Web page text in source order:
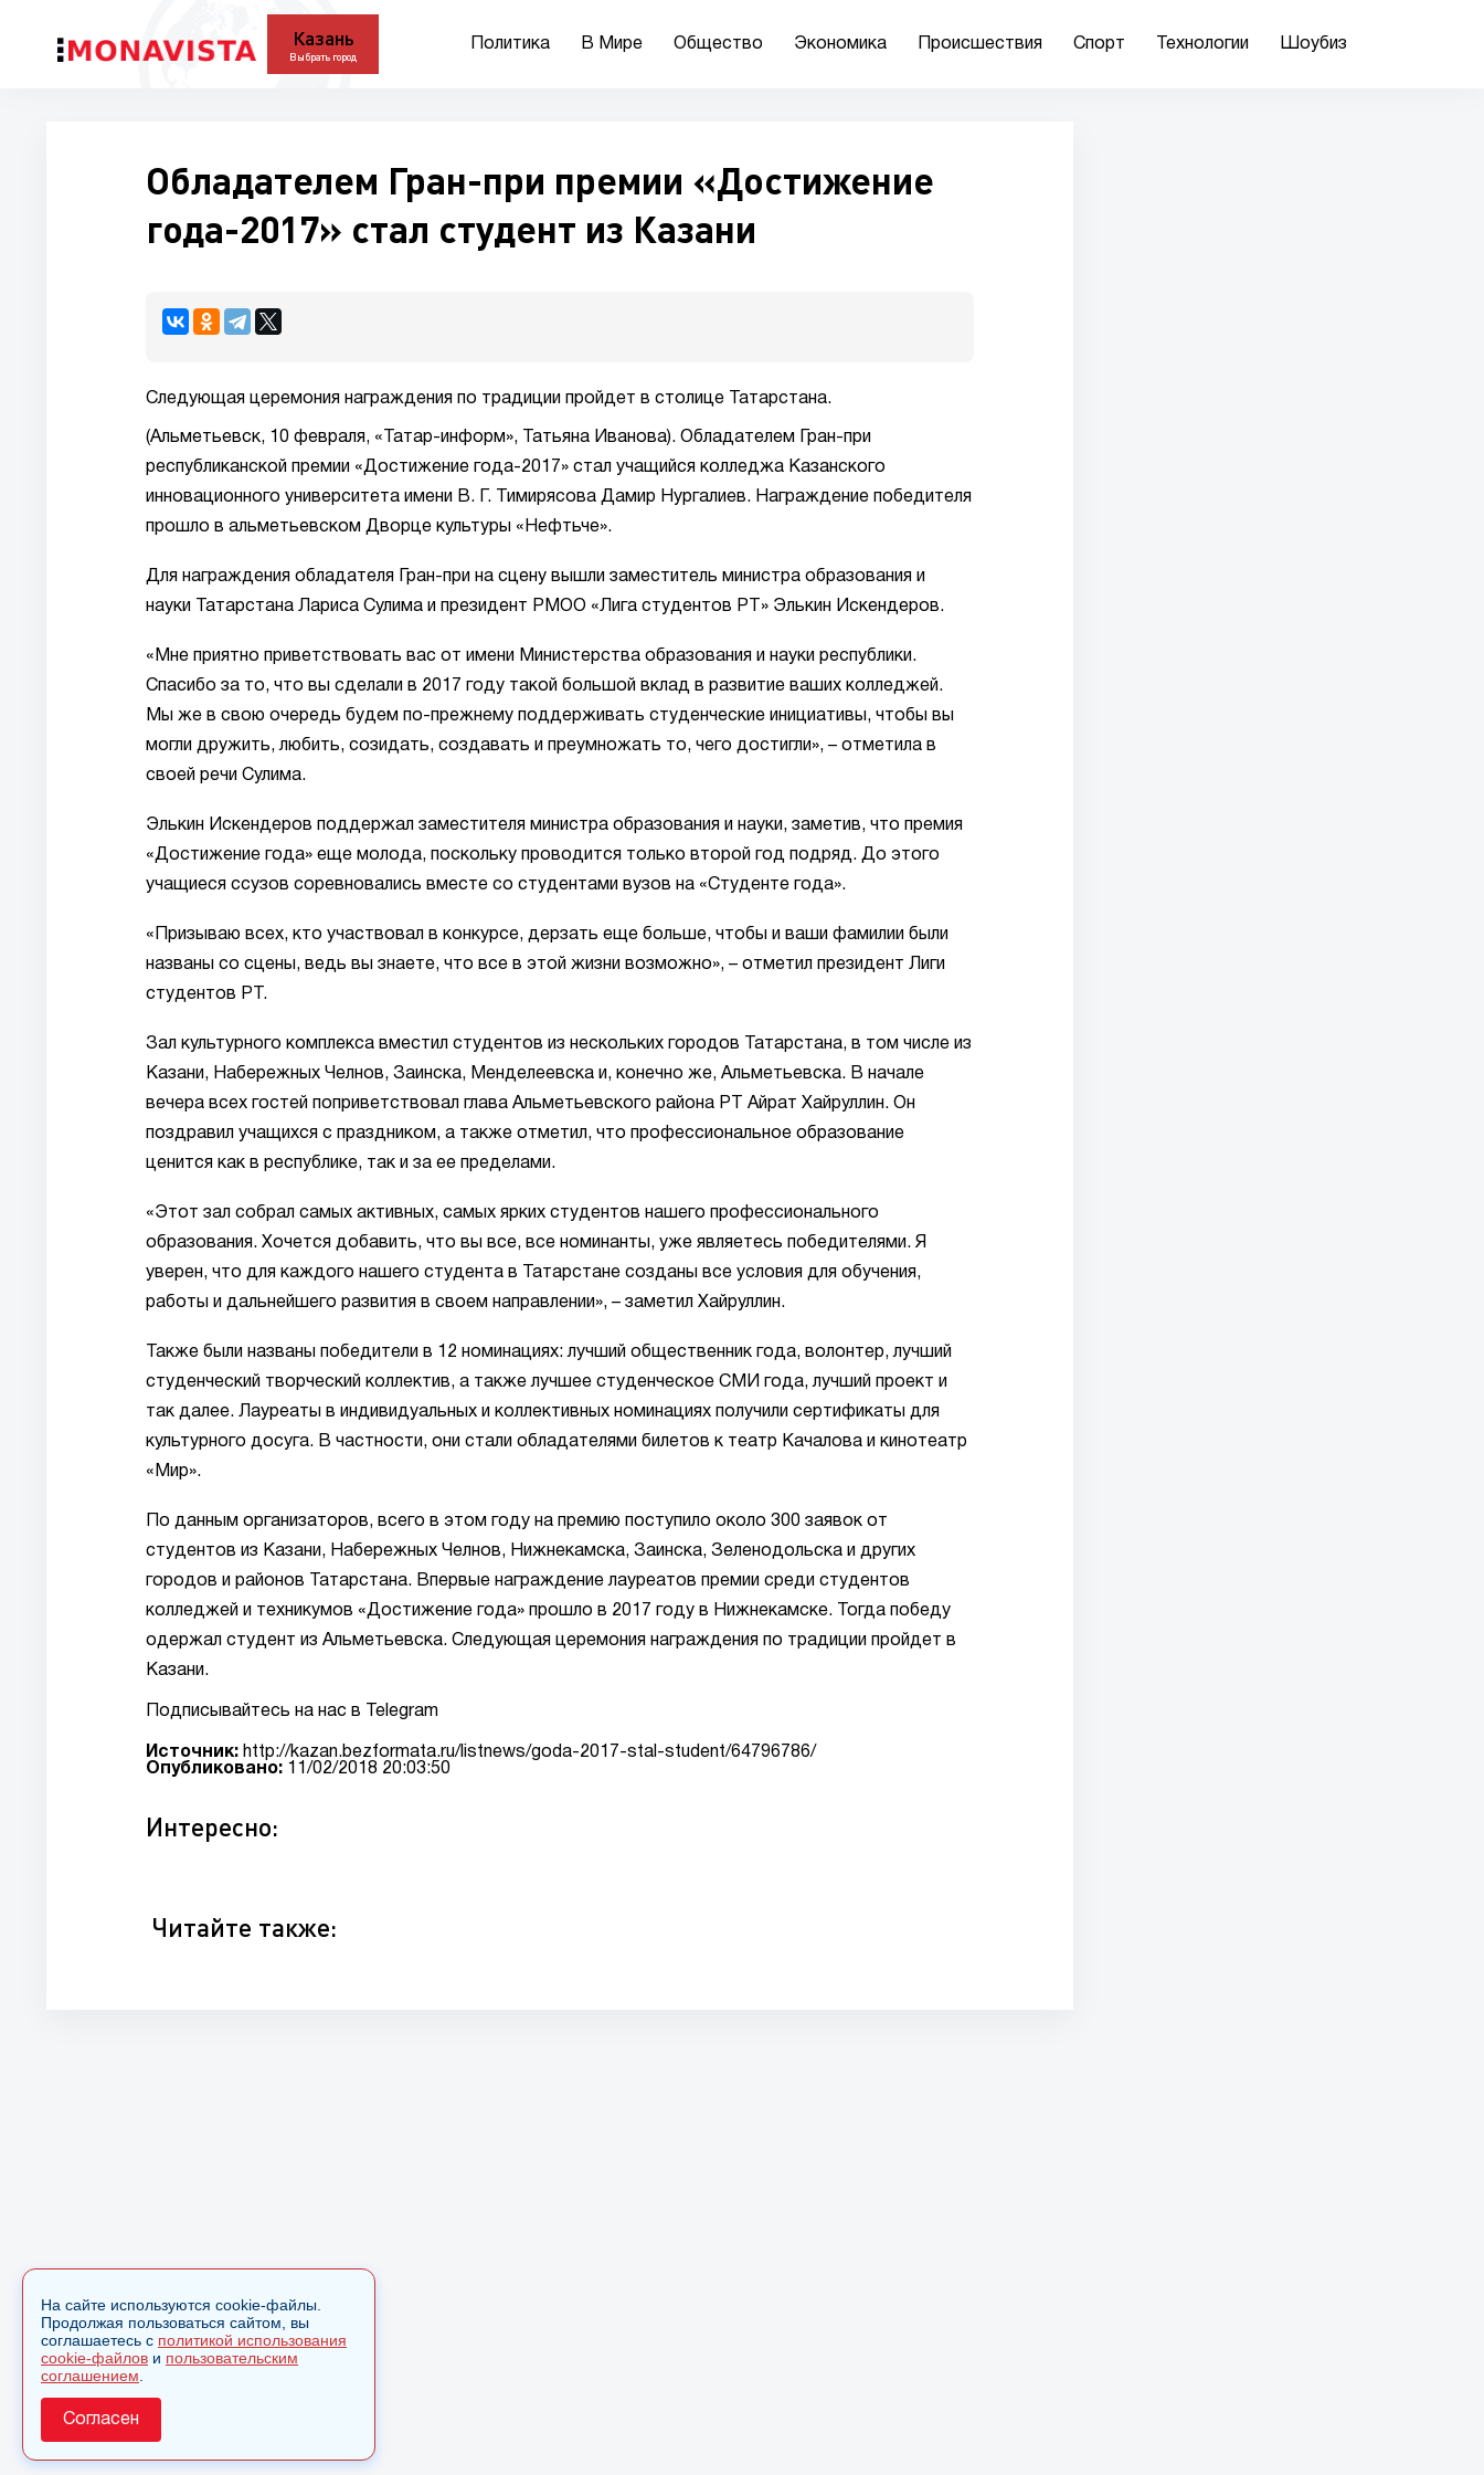
Казань
Выбрать город
Политика В Мире Общество Экономика Происшествия Спорт Технологии Шоубиз
Обладателем Гран-при премии «Достижение
года-2017» стал студент из Казани
Следующая церемония награждения по традиции пройдет в столице Татарстана.
(Альметьевск, 10 февраля, «Татар-информ», Татьяна Иванова). Обладателем Гран-при
республиканской премии «Достижение года-2017» стал учащийся колледжа Казанского
инновационного университета имени В. Г. Тимирясова Дамир Нургалиев. Награждение победителя
прошло в альметьевском Дворце культуры «Нефтьче».
Для награждения обладателя Гран-при на сцену вышли заместитель министра образования и
науки Татарстана Лариса Сулима и президент РМОО «Лига студентов РТ» Элькин Искендеров.
«Мне приятно приветствовать вас от имени Министерства образования и науки республики.
Спасибо за то, что вы сделали в 2017 году такой большой вклад в развитие ваших колледжей.
Мы же в свою очередь будем по-прежнему поддерживать студенческие инициативы, чтобы вы
могли дружить, любить, созидать, создавать и преумножать то, чего достигли», – отметила в
своей речи Сулима.
Элькин Искендеров поддержал заместителя министра образования и науки, заметив, что премия
«Достижение года» еще молода, поскольку проводится только второй год подряд. До этого
учащиеся ссузов соревновались вместе со студентами вузов на «Студенте года».
«Призываю всех, кто участвовал в конкурсе, дерзать еще больше, чтобы и ваши фамилии были
названы со сцены, ведь вы знаете, что все в этой жизни возможно», – отметил президент Лиги
студентов РТ.
Зал культурного комплекса вместил студентов из нескольких городов Татарстана, в том числе из
Казани, Набережных Челнов, Заинска, Менделеевска и, конечно же, Альметьевска. В начале
вечера всех гостей поприветствовал глава Альметьевского района РТ Айрат Хайруллин. Он
поздравил учащихся с праздником, а также отметил, что профессиональное образование
ценится как в республике, так и за ее пределами.
«Этот зал собрал самых активных, самых ярких студентов нашего профессионального
образования. Хочется добавить, что вы все, все номинанты, уже являетесь победителями. Я
уверен, что для каждого нашего студента в Татарстане созданы все условия для обучения,
работы и дальнейшего развития в своем направлении», – заметил Хайруллин.
Также были названы победители в 12 номинациях: лучший общественник года, волонтер, лучший
студенческий творческий коллектив, а также лучшее студенческое СМИ года, лучший проект и
так далее. Лауреаты в индивидуальных и коллективных номинациях получили сертификаты для
культурного досуга. В частности, они стали обладателями билетов к театр Качалова и кинотеатр
«Мир».
По данным организаторов, всего в этом году на премию поступило около 300 заявок от
студентов из Казани, Набережных Челнов, Нижнекамска, Заинска, Зеленодольска и других
городов и районов Татарстана. Впервые награждение лауреатов премии среди студентов
колледжей и техникумов «Достижение года» прошло в 2017 году в Нижнекамске. Тогда победу
одержал студент из Альметьевска. Следующая церемония награждения по традиции пройдет в
Казани.
Подписывайтесь на нас в Telegram
Источник: http://kazan.bezformata.ru/listnews/goda-2017-stal-student/64796786/
Опубликовано: 11/02/2018 20:03:50
Интересно:
Читайте также:
На сайте используются cookie-файлы.
Продолжая пользоваться сайтом, вы
соглашаетесь с политикой использования
cookie-файлов и пользовательским
соглашением
Согласен